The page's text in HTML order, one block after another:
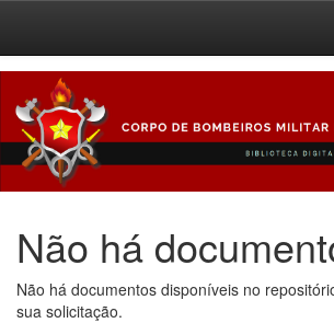
navigation
Não há
Não há documentos disponíveis no
sua solicitação.